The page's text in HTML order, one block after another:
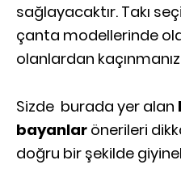
sağlayacaktır. Takı
çanta modellerinde
olanlardan
Sizde burada yer alan
bayanlar önerileri
doğru bir şekilde